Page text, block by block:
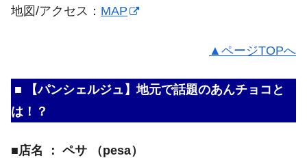
地図/アクセス： MAP
▲ページTOPへ
■ 【パンシェルジュ】地元で話題のあんチョコと
は！？
■店名 ： ペサ （pesa）